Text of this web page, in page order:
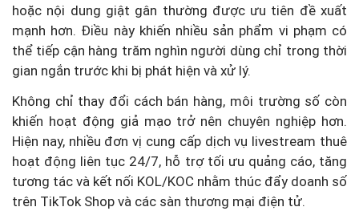
hoặc nội dung giật gân thường được ưu tiên đề xuất
mạnh hơn. Điều này khiến nhiều sản phẩm vi phạm có
thể tiếp cận hàng trăm nghìn người dùng chỉ trong thời
gian ngắn trước khi bị phát hiện và xử lý.
Không chỉ thay đổi cách bán hàng, môi trường số còn
khiến hoạt động giả mạo trở nên chuyên nghiệp hơn.
Hiện nay, nhiều đơn vị cung cấp dịch vụ livestream thuê
hoạt động liên tục 24/7, hỗ trợ tối ưu quảng cáo, tăng
tương tác và kết nối KOL/KOC nhằm thúc đẩy doanh số
trên TikTok Shop và các sàn thương mại điện tử.